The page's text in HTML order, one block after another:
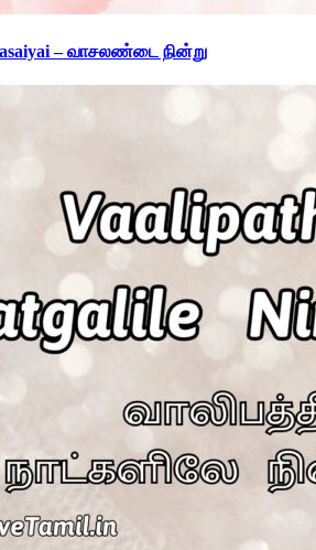
– வாசலண்டை நின்று